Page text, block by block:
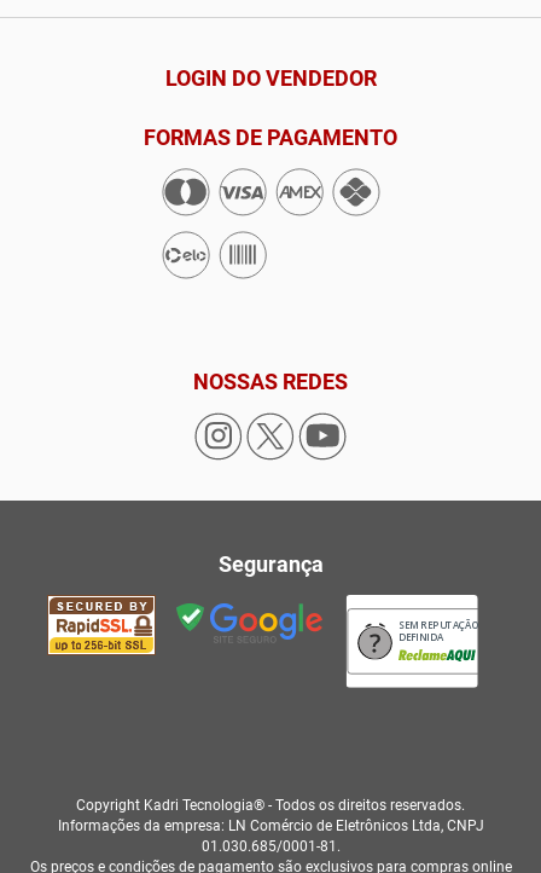
LOGIN DO VENDEDOR
FORMAS DE PAGAMENTO
NOSSAS REDES
Segurança
SEM REPUTAÇÃO
DEFINIDA
Copyright Kadri Tecnologia® - Todos os direitos reservados.
Informações da empresa: LN Comércio de Eletrônicos Ltda, CNPJ
01.030.685/0001-81.
Os preços e condições de pagamento são exclusivos para compras online